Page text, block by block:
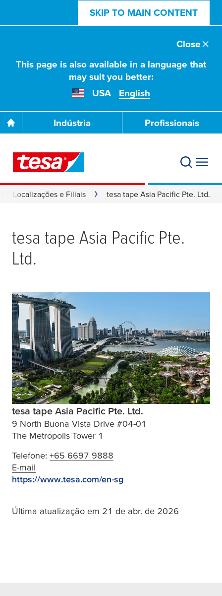
SKIP TO MAIN CONTENT
This page is also available in a language that
may suit you better:
USA
English
Close
Indústria Profissionais
Localizações e Filiais tesa tape Asia Pacific Pte. Ltd.
tesa tape Asia Pacific Pte.
Ltd.
tesa tape Asia Pacific Pte. Ltd.
9 North Buona Vista Drive #04-01
The Metropolis Tower 1
Telefone: +65 6697 9888
E-mail
https://www.tesa.com/en-sg
Última atualização em 21 de abr. de 2026